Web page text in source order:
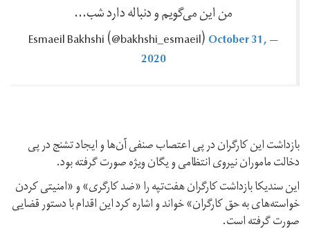
من این می‌گویم و دنباله دارد شب...
— Esmaeil Bakhshi ‪(@bakhshi_esmaeil)‬
October 31,
2020
بازداشت این کارگران در پی اعتصاب صنفی آن‌ها و ایجاد تشنج در پی
دخالت ماموران نیروی انتظامی و یگان ویژه صورت گرفته بود.
این سندیکا بازداشت کارگران هفت‌تپه را «ضد کارگری» و «امنیتی کردن
خواسته‌های به حق کارگران» خواند و اشاره کرد این اقدام با دستور قضایی
صورت گرفته است.